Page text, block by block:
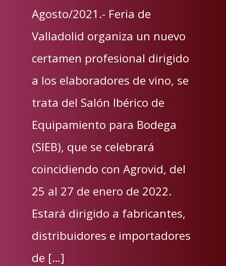
Agosto/2021.- Feria de
Valladolid organiza un nuevo
certamen profesional dirigido
a los elaboradores de vino, se
trata del Salón Ibérico de
Equipamiento para Bodega
(SIEB), que se celebrará
coincidiendo con Agrovid, del
25 al 27 de enero de 2022.
Estará dirigido a fabricantes,
distribuidores e importadores
de […]